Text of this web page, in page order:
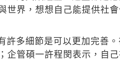
世界，想想自己能提供社
許多細節是可以更加完善
企管碩一許程閔表示，自